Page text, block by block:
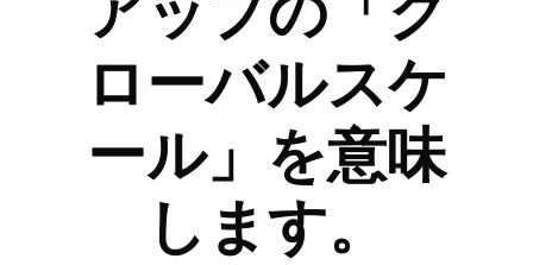
ローバルスケ
ール」を意味
します。